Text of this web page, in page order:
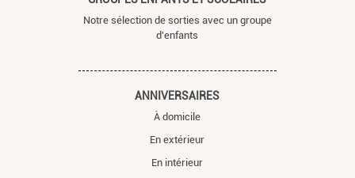
Notre sélection de sorties avec un groupe
d'enfants
ANNIVERSAIRES
À domicile
En extérieur
En intérieur